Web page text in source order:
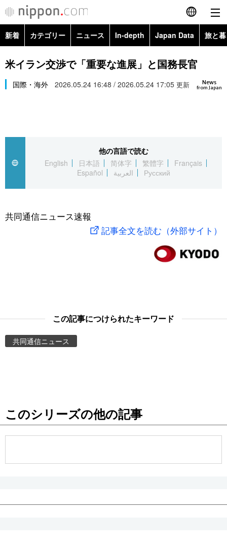
English
简体字
繁體字
العربية
社会
旅と暮らし
東京
新着 カテゴリー ニュース In-depth Japan Data 旅と
政治・外交
経済・ビジネス
社会
文化
科学・技術
暮らし
Topics
Images
お知らせ
米イラン交渉で「重要な進展」と国務長官
News
from Japan
国際・海外 2026.05.24 16:48 / 2026.05.24 17:05 更新
他の言語で読む
English
日本語 简体字 繁體字
Français
Español
العربية Русский
共同通信ニュース速報
記事全文を読む（外部サイト）
この記事につけられたキーワード
共同通信ニュース
このシリーズの他の記事